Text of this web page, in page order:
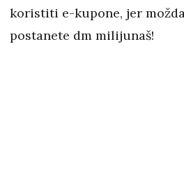
koristiti e-kupone, jer
postanete dm milijunaš!